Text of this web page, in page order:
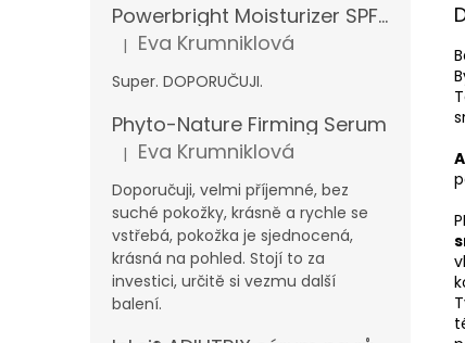
Powerbright Moisturizer SPF 50
Hodnocení produktu je 5 z 5 hvězdiček.
| Eva Krumniklová
Super. DOPORUČUJI.
Phyto-Nature Firming Serum
Hodnocení produktu je 5 z 5 hvězdiček.
| Eva Krumniklová
Doporučuji, velmi příjemné, bez
suché pokožky, krásně a rychle se
vstřebá, pokožka je sjednocená,
krásná na pohled. Stojí to za
investici, určitě si vezmu další
balení.